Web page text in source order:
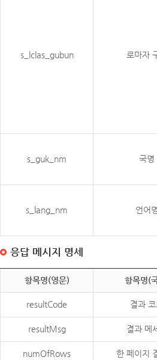
s_lclas_gubun 로마자
s_guk_nm 국명
s_lang_nm 언어
응답 메시지 명세
항목명(영문) 항목명(
resultCode 결과 코
resultMsg 결과 메
numOfRows 한 페이지